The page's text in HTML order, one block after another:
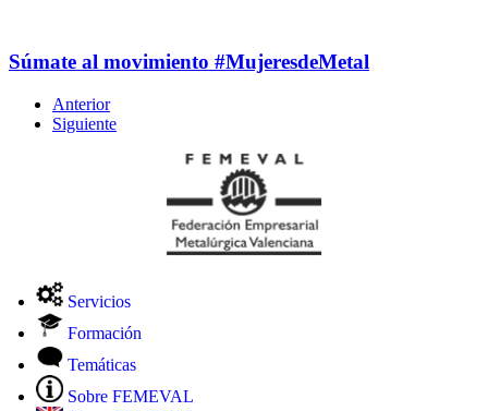
Súmate al movimiento #MujeresdeMetal
Anterior
Siguiente
Servicios
Formación
Temáticas
Sobre FEMEVAL